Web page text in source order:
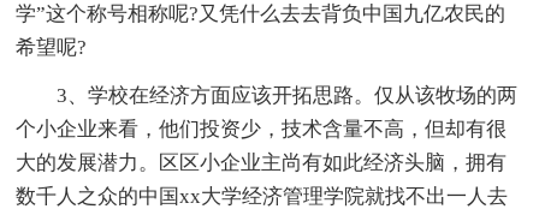
学”这个称号相称呢?又凭什么去去背负中国九亿农民的
希望呢?
3、学校在经济方面应该开拓思路。仅从该牧场的两
个小企业来看，他们投资少，技术含量不高，但却有很
大的发展潜力。区区小企业主尚有如此经济头脑，拥有
数千人之众的中国xx大学经济管理学院就找不出一人去